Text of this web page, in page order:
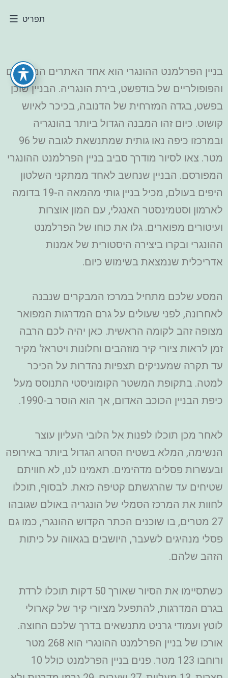
תפריט
בניין הפרלמנט ההונגרי הוא אחד האתרים המרכזיים
והפופולריים של בודפשט, בירת הונגריה. הבניין שוכן
בפשט, בגדה המזרחית של הדנובה, בכיכר לאיוש
קושוט. כיום זהו המבנה הגדול ביותר בהונגריה
ובמרכזו כיפה נאו גותית שמתנשאת לגובה של 96
מטר. צאו לסיור מודרך סביב בניין הפרלמנט ההונגרי
המפורסם. הבניין שנחשב לאחד ממתקני השלטון
היפים בעולם, מכיל בניין גותי מהמאה ה-19 בדומה
לארמון וסטמינסטר האנגלי, עם המון אוצרות
ועיטורים מפוארים. גלו את כוחו של הפרלמנט
ההונגרי ובקרו ביצירה היסטורית של אמנות
אדריכלית שנמצאת בשימוש כיום.
המסע שלכם מתחיל במרכז המבקרים שנבנה
לאחרונה, לפני שעולים על גרם המדרגות המפואר
מצופה זהב לקומה הראשית. כאן יהיה לכם הרבה
זמן לראות ציורי קיר מוזהבים וחלונות ויטראז' מקיר
עד תקרה שמעניקים תצפיות נהדרות על הכיכר
למטה. בתקופת המשטר הקומוניסטי התנוסס מעל
כיפת הבניין הכוכב האדום, אך הוא הוסר ב-1990.
לאחר מכן תוכלו לפנות אל הלובי העליון עוצר
הנשימה, המלא בשטיח הסרוג הגדול ביותר באירופה
ובעשרות פסלים מדהימים. תאמינו לנו, לא חוויתם
שטיחים עד שהרגשתם קטיפה כזאת. לבסוף, תוכלו
לחוות את המרכז הסמלי של הונגריה באולם שגובהו
27 מטרים, בו שוכנים הכתר הקדוש ההונגרי, כמו גם
פסלי מנהיגים לשעבר, היושבים בגאווה על כיתות
הזהב שלהם.
כשתסיימו את הסיור שאורך 50 דקות תוכלו לרדת
בגרם המדרגות, להתפעל מציורי קיר של קארולי
לוטץ ועמודי גרניט מתנשאים בדרך שלכם החוצה.
אורכו של בניין הפרלמנט ההונגרי הוא 268 מטר
ורוחבו 123 מטר. פנים בניין הפרלמנט כולל 10